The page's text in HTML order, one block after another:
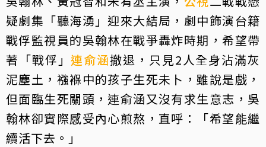
疑劇集「聽海湧」迎來大結局，劇中飾演台籍
戰俘監視員的吳翰林在戰爭轟炸時期，希望帶
著「戰俘」連俞涵撤退，只見2人全身沾滿灰
泥塵土，襁褓中的孩子生死未卜，雖說是戲，
但面臨生死關頭，連俞涵又沒有求生意志，吳
翰林卻實際感受內心煎熬，直呼：「希望能繼
續活下去。」